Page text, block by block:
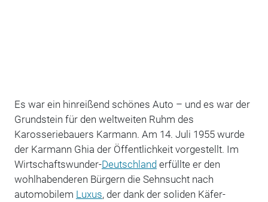
Es war ein hinreißend schönes Auto – und es war der
Grundstein für den weltweiten Ruhm des
Karosseriebauers Karmann. Am 14. Juli 1955 wurde
der Karmann Ghia der Öffentlichkeit vorgestellt. Im
Wirtschaftswunder-Deutschlanderfüllte er den
wohlhabenderen Bürgern die Sehnsucht nach
automobilem Luxus, der dank der soliden Käfer-